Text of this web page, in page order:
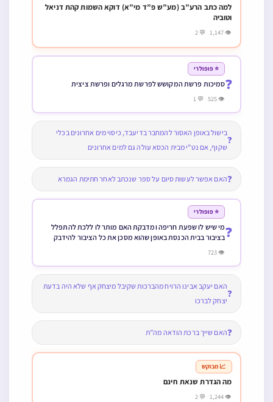
למה כתב הרע”ב (מע”ש פ”ד מי”א) דוקא השמות קהת דניאל
וטוביה
👁 1,147 💬 2
❓
⭐ פופולרי
סמיכות פרשת המקושש לפרשת מרגלים ופרשת ציצית
👁 525 💬 1
❓
בישול באופן האסור להמחבר בדיעבד, כיסוי מים אחרונים בכלי
שקוף, אם נט”י מבית הכסא עולה גם למים אחרונים
❓האם אפשר לעשות סיום על ספר שנכתב לאחר חתימת הגמרא
❓
⭐ פופולרי
מי שיש לו שפעת חריפה ומדבקת האם מותר לו ללכת להתפלל
בציבור בבית הכנסת באופן שהוא מסכן את כל הציבור להידבק
👁 723
❓
האם יעקב אבינו הרויח מהברכות שקיבל מיצחק אף שלא היה בדעת
יצחק לברכו
❓האם שייך ברכת הודאה מה”ת
📈 מבוקש
מה הגדרת שנאת חינם
👁 1,244 💬 2